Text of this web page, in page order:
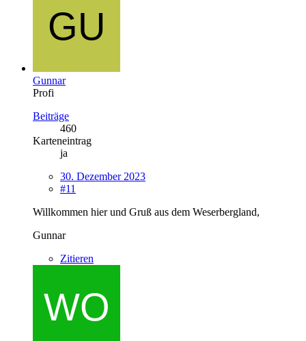
Gunnar
Profi
Beiträge
460
Karteneintrag
ja
30. Dezember 2023
#11
Willkommen hier und Gruß aus dem Weserbergland,
Gunnar
Zitieren